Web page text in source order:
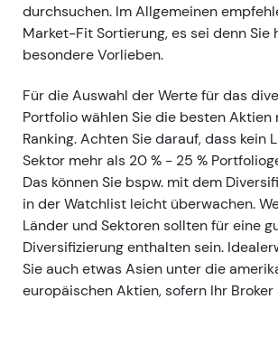
durchsuchen. Im Allgemeinen
Market-Fit Sortierung, es sei denn Sie
besondere Vorlieben.
Für die Auswahl der Werte für das
Portfolio wählen Sie die besten Aktien
Ranking. Achten Sie darauf, dass kein
Sektor mehr als 20 % - 25 %
Das können Sie bspw. mit dem
in der Watchlist leicht überwachen.
Länder und Sektoren sollten für eine
Diversifizierung enthalten sein.
Sie auch etwas Asien unter die
europäischen Aktien, sofern Ihr